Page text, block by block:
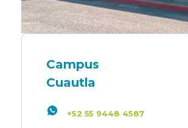
Campus
Cuautla
+52 55 9448 4587